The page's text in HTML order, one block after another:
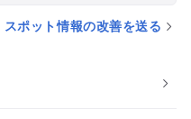
スポット情報の改善を送る